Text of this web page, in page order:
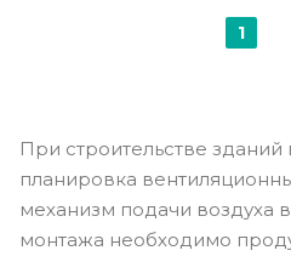
1
При строительстве
планировка
механизм подачи воздуха
монтажа необходимо